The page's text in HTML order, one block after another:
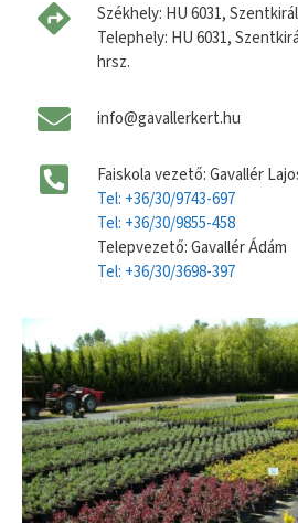
Székhely: HU 6031,
Telephely: HU 6031,
hrsz.
info@gavallerkert.hu
Faiskola vezető: Gavallér
Tel: +36/30/9743-697
Tel: +36/30/9855-458
Telepvezető: Gavallér Ádám
Tel: +36/30/3698-397